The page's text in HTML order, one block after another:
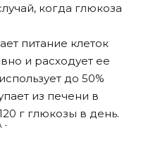
когда глюкоза
питание клеток
и расходует ее
до 50%
из печени в
г глюкозы в день.
-